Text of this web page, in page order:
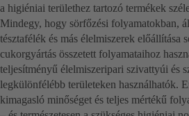
a higiéniai területhez tartozó termékek
Mindegy, hogy sörfőzési folyamatokban,
tésztafélék és más élelmiszerek előállítása
cukorgyártás összetett folyamataihoz
teljesítményű élelmiszeripari szivattyúi és
legkülönfélébb területeken használhatók.
kimagasló minőséget és teljes mértékű